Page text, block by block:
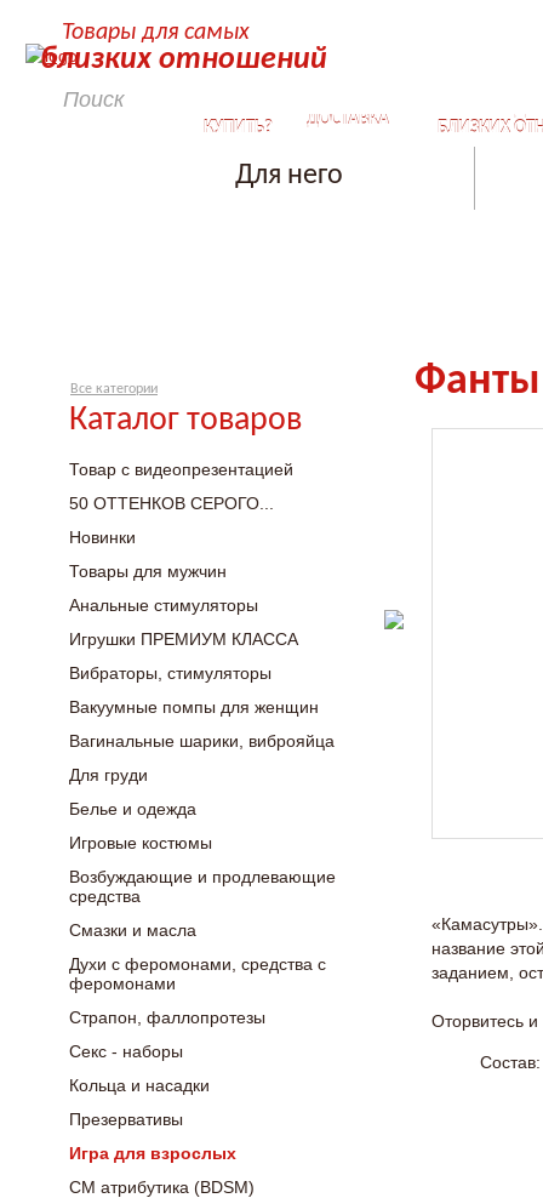
Товары для самых
близких отношений
КУПИТЬ?
ДОСТАВКА
СЕКРЕТЫ
БЛИЗКИХ
Для него
Все категории
Каталог товаров
Товар с видеопрезентацией
50 ОТТЕНКОВ СЕРОГО...
Новинки
Товары для мужчин
Анальные стимуляторы
Игрушки ПРЕМИУМ КЛАССА
Вибраторы, стимуляторы
Вакуумные помпы для женщин
Вагинальные шарики, виброяйца
Для груди
Белье и одежда
Игровые костюмы
Возбуждающие и продлевающие
средства
Смазки и масла
Духи с феромонами, средства с
феромонами
Страпон, фаллопротезы
Секс - наборы
Кольца и насадки
Презервативы
Игра для взрослых
СМ атрибутика (BDSM)
Фанты
название
заданием,
Оторвитесь